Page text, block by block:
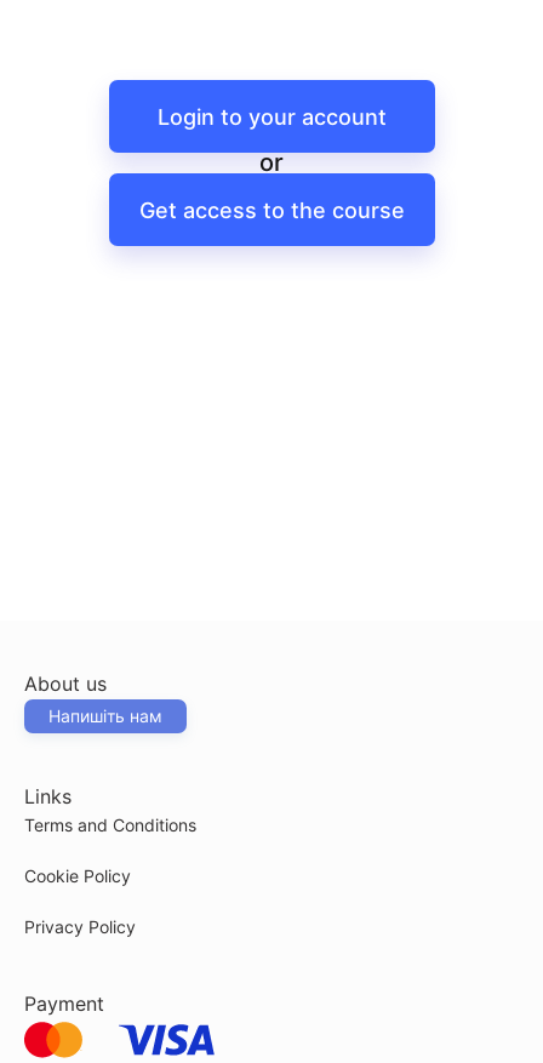
Login to your account
or
Get access to the course
About us
Напишіть нам
Links
Terms and Conditions
Cookie Policy
Privacy Policy
Payment